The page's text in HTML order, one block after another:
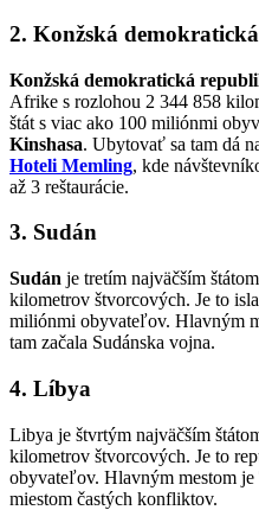
2. Konžská
Konžská demokratická
Afrike s rozlohou 2 344 858
štát s viac ako 100 miliónmi
Kinshasa. Ubytovať sa tam dá
Hoteli Memling, kde
až 3 reštaurácie.
3. Sudán
Sudán je tretím najväčším
kilometrov štvorcových. Je to
miliónmi obyvateľov. Hlavným
tam začala Sudánska vojna.
4. Líbya
Libya je štvrtým najväčším
kilometrov štvorcových. Je to
obyvateľov. Hlavným mestom je
miestom častých konfliktov.